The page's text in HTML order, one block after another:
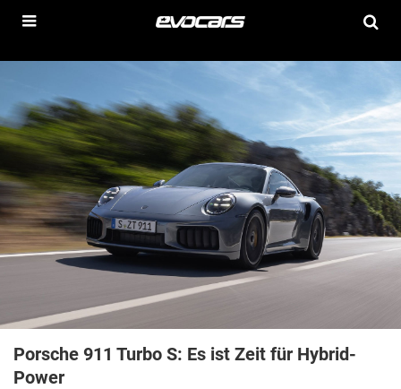
Porsche 911 Turbo S: Es ist Zeit für Hybrid-
Power